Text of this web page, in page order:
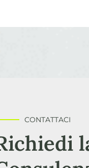
CONTATTACI